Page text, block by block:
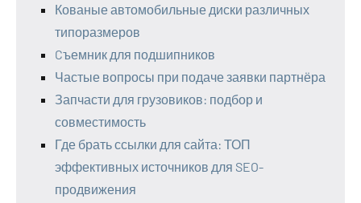
Кованые автомобильные диски различных
типоразмеров
Cъемник для подшипников
Частые вопросы при подаче заявки партнёра
Запчасти для грузовиков: подбор и
совместимость
Где брать ссылки для сайта: ТОП
эффективных источников для SEO-
продвижения